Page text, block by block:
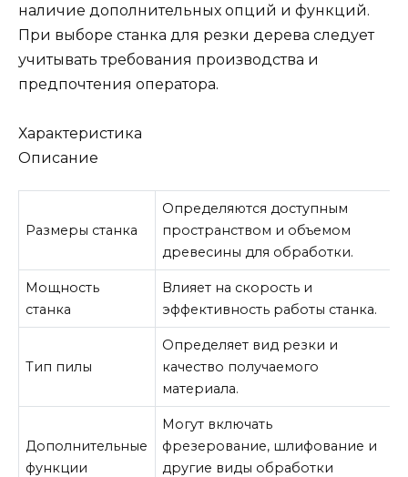
наличие дополнительных опций и функций.
При выборе станка для резки дерева следует
учитывать требования производства и
предпочтения оператора.
Характеристика
Описание
Размеры станка
Определяются доступным
пространством и объемом
древесины для обработки.
Мощность
станка
Влияет на скорость и
эффективность работы станка.
Тип пилы
Определяет вид резки и
качество получаемого
материала.
Дополнительные
функции
Могут включать
фрезерование, шлифование и
другие виды обработки